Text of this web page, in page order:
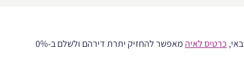
כרטיס לאיה
מאפשר להחזיק יתרת דירהם ולשלם ב-0%